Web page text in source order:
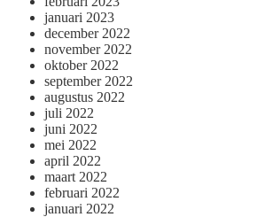
januari 2023
december 2022
november 2022
oktober 2022
september 2022
augustus 2022
juli 2022
juni 2022
mei 2022
april 2022
maart 2022
februari 2022
januari 2022